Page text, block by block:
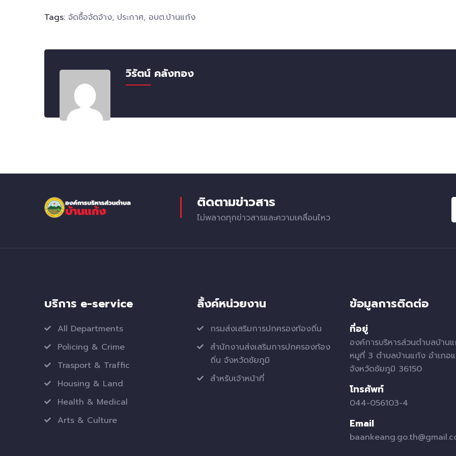
Tags: จัดซื้อจัดจ้าง, ประกาศ, อบต.บ้านแก้ง
วิรัตน์ คลังทอง
ติดตามข่าวสาร
ไม่พลาดทุกข่าวสารและความเคลื่อนไหว
บริการ e-service
All Departments
Policing & Crime
Trasport & Traffic
Housing & Land
Health & Medical
Arts & Culture
ลิ้งค์หน่วยงาน
กรมส่งเสริมการปกครองท้องถิ่น
สำนักงานส่งเสริมการปกครองท้อง
ถิ่น จังหวัดชัยภูมิ
สำหรับเจ้าหน้าที่
ข้อมูลการติดต่อ
ที่อยู่
องค์การบริหารส่วนตำบลบ้าน
หมูที่ 3 ตำบลบ้านแก้ง อำเภอ
จังหวัดชัยภูมิ 36150
โทรศัพท์
044-056103-4
Email